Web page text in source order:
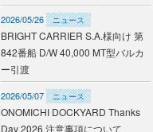
2026/05/26 ニュース
BRIGHT CARRIER S.A.様向け 第
842番船 D/W 40,000 MT型バルカ
ー引渡
2026/05/07 ニュース
ONOMICHI DOCKYARD Thanks
Day 2026 注意事項について